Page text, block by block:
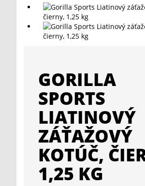
GORILLA
SPORTS
LIATINOVÝ
ZÁŤAŽOVÝ
KOTÚČ,
1,25 KG